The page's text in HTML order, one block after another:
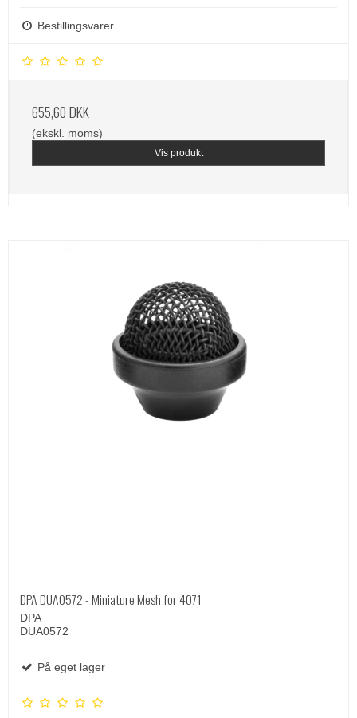
Bestillingsvarer
655,60 DKK
(ekskl. moms)
Vis produkt
DPA DUA0572 - Miniature Mesh for 4071
DPA
DUA0572
På eget lager